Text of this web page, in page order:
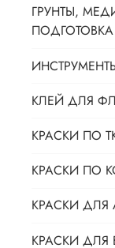
ГРУНТЫ,
ПОДГОТОВКА
КЛЕЙ ДЛЯ
КРАСКИ ПО
КРАСКИ ПО
КРАСКИ ДЛЯ
КРАСКИ ДЛЯ